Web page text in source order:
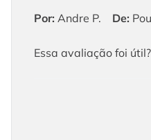
Por: Andre P. De:
Essa avaliação foi útil?